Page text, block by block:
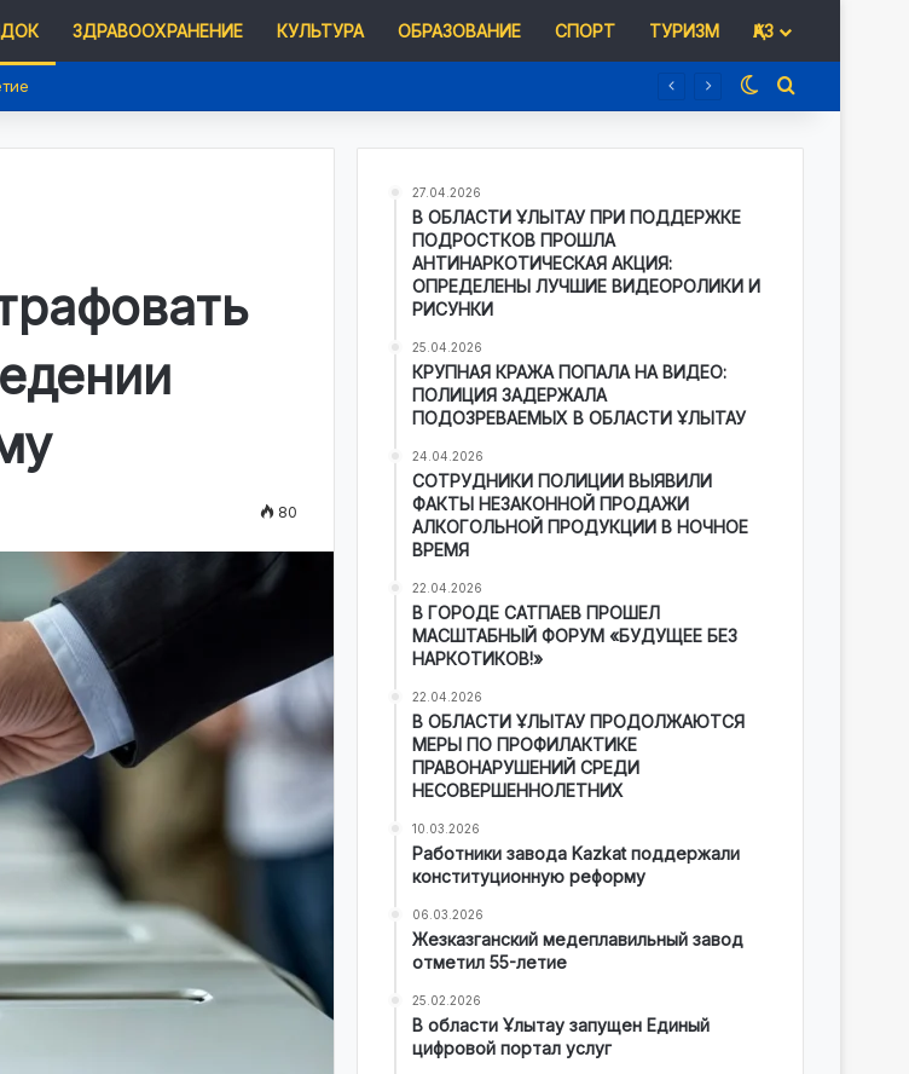
ЗДРАВООХРАНЕНИЕ КУЛЬТУРА ОБРАЗОВАНИЕ СПОРТ ТУРИЗМ ҚАЗ
Switch skin
Іздеу
80
27.04.2026
В ОБЛАСТИ ҰЛЫТАУ ПРИ ПОДДЕРЖКЕ
ПОДРОСТКОВ ПРОШЛА
АНТИНАРКОТИЧЕСКАЯ АКЦИЯ:
ОПРЕДЕЛЕНЫ ЛУЧШИЕ ВИДЕОРОЛИКИ И
РИСУНКИ
25.04.2026
КРУПНАЯ КРАЖА ПОПАЛА НА ВИДЕО:
ПОЛИЦИЯ ЗАДЕРЖАЛА
ПОДОЗРЕВАЕМЫХ В ОБЛАСТИ ҰЛЫТАУ
24.04.2026
СОТРУДНИКИ ПОЛИЦИИ ВЫЯВИЛИ
ФАКТЫ НЕЗАКОННОЙ ПРОДАЖИ
АЛКОГОЛЬНОЙ ПРОДУКЦИИ В НОЧНОЕ
ВРЕМЯ
22.04.2026
В ГОРОДЕ САТПАЕВ ПРОШЕЛ
МАСШТАБНЫЙ ФОРУМ «БУДУЩЕЕ БЕЗ
НАРКОТИКОВ!»
22.04.2026
В ОБЛАСТИ ҰЛЫТАУ ПРОДОЛЖАЮТСЯ
МЕРЫ ПО ПРОФИЛАКТИКЕ
ПРАВОНАРУШЕНИЙ СРЕДИ
НЕСОВЕРШЕННОЛЕТНИХ
10.03.2026
Работники завода Kazkat поддержали
конституционную реформу
06.03.2026
Жезказганский медеплавильный завод
отметил 55-летие
25.02.2026
В области Ұлытау запущен Единый
цифровой портал услуг